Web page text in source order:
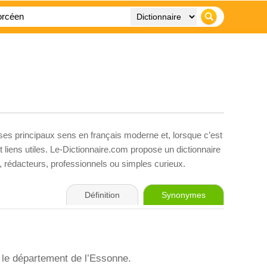
principaux sens en français moderne et, lorsque c’est
utiles. Le-Dictionnaire.com propose un dictionnaire
professionnels ou simples curieux.
Définition Synonymes
département de l’Essonne.